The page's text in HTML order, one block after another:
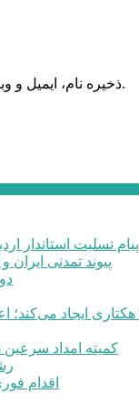
ذخیره نام، ایمیل و وبسایت من در مرورگر برای زمانی که دوباره دیدگاهی می‌نویسم.
پیام تسلیت استاندار
پیوند تمدنی
کمیته امداد سرعین در سال 1404 مبلغ 32 میلیارد تومان
رشد ۳۲ درصدی پرداخت
اقدام